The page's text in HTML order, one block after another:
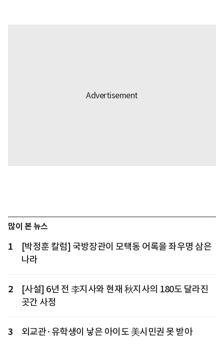
많이 본 뉴스
1
[박정훈 칼럼] 국방장관이 모택동 어록을 좌우명 삼은
나라
2
[사설] 6년 전 李지사와 현재 秋지사의 180도 달라진
곳간 사정
3 외교관·유학생이 낳은 아이도 美시민권 못 받아